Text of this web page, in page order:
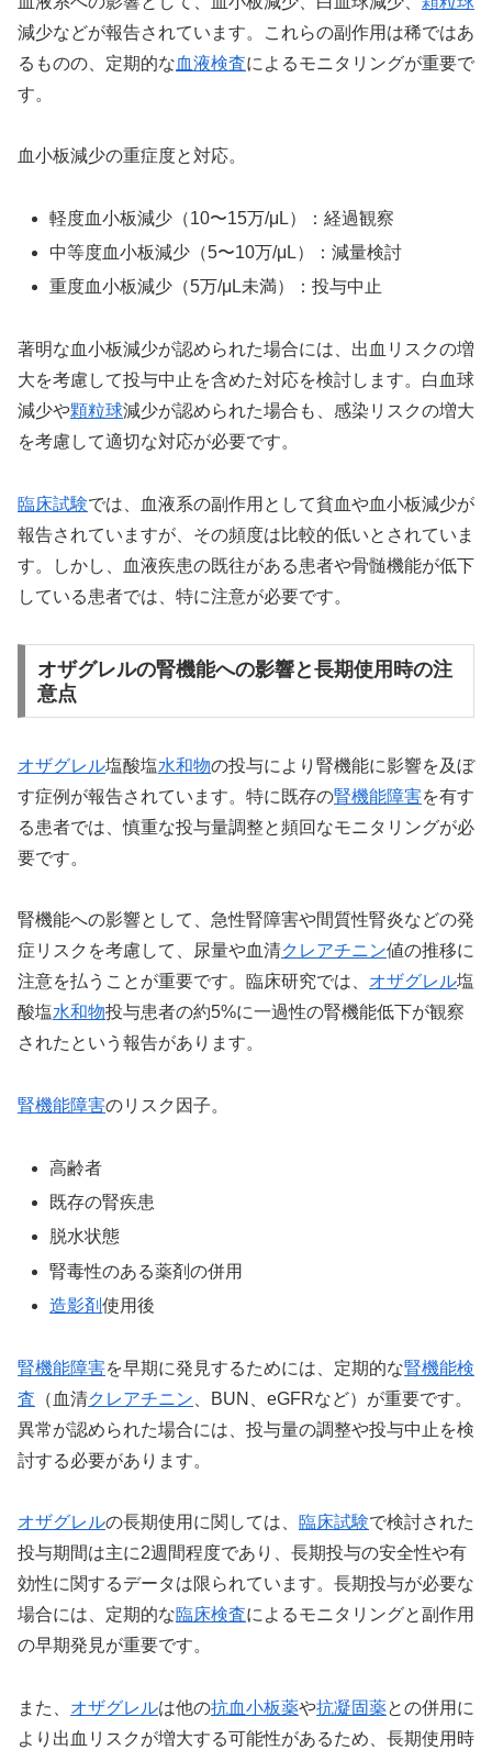
減少などが報告されています。これらの副作用は稀ではあ
るものの、定期的な血液検査によるモニタリングが重要で
す。
血小板減少の重症度と対応。
軽度血小板減少（10〜15万/μL）：経過観察
中等度血小板減少（5〜10万/μL）：減量検討
重度血小板減少（5万/μL未満）：投与中止
著明な血小板減少が認められた場合には、出血リスクの増
大を考慮して投与中止を含めた対応を検討します。白血球
減少や顆粒球減少が認められた場合も、感染リスクの増大
を考慮して適切な対応が必要です。
臨床試験では、血液系の副作用として貧血や血小板減少が
報告されていますが、その頻度は比較的低いとされていま
す。しかし、血液疾患の既往がある患者や骨髄機能が低下
している患者では、特に注意が必要です。
オザグレルの腎機能への影響と長期使用時の注
意点
オザグレル塩酸塩水和物の投与により腎機能に影響を及ぼ
す症例が報告されています。特に既存の腎機能障害を有す
る患者では、慎重な投与量調整と頻回なモニタリングが必
要です。
腎機能への影響として、急性腎障害や間質性腎炎などの発
症リスクを考慮して、尿量や血清クレアチニン値の推移に
注意を払うことが重要です。臨床研究では、 オザグレル塩
酸塩水和物投与患者の約5%に一過性の腎機能低下が観察
されたという報告があります。
腎機能障害のリスク因子。
高齢者
既存の腎疾患
脱水状態
腎毒性のある薬剤の併用
造影剤使用後
腎機能障害を早期に発見するためには、定期的な腎機能検
査 （血清クレアチニン 、BUN、eGFRなど）が重要です。
異常が認められた場合には、投与量の調整や投与中止を検
討する必要があります。
オザグレルの長期使用に関しては、 臨床試験で検討された
投与期間は主に2週間程度であり、長期投与の安全性や有
効性に関するデータは限られています。長期投与が必要な
場合には、定期的な臨床検査によるモニタリングと副作用
の早期発見が重要です。
また、 オザグレルは他の抗血小板薬や抗凝固薬との併用に
より出血リスクが増大する可能性があるため、長期使用時